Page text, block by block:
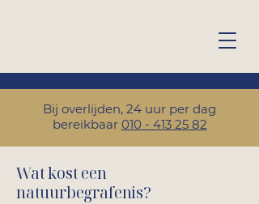
Bij overlijden, 24 uur per dag
bereikbaar 010 - 413 25 82
Wat kost een
natuurbegrafenis?